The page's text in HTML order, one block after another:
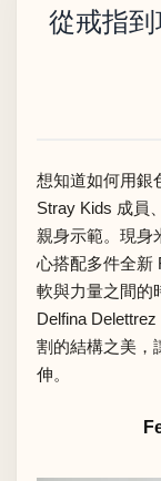
從戒指
想知道如何用銀
Stray Kids 成員
親身示範。現身
心搭配多件全新
軟與力量之間的
Delfina
割的結構之美，
伸。